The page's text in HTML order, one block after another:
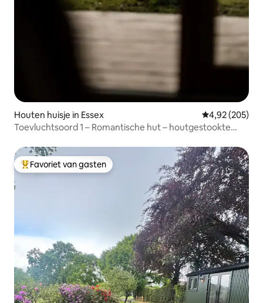
Houten huisje in Essex Gemiddelde
4,92 (205)
Toevluchtsoord 1 – Romantische hut – houtgestookte
Topfavoriet van gasten
Favoriet van gasten